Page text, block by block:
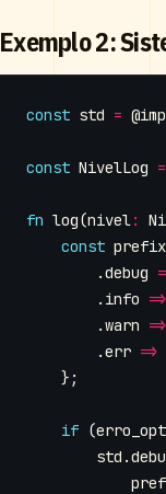
Exemplo 2:
const std =
const NivelLog =
fn log(nivel:
const
.debug
. info =>
.warn =>
.err =>
};
if (erro_opt
std .